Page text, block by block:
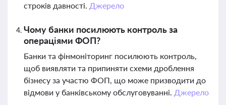
строків давності. Джерело
Чому банки посилюють контроль за
операціями ФОП?
Банки та фінмоніторинг посилюють контроль,
щоб виявляти та припиняти схеми дроблення
бізнесу за участю ФОП, що може призводити до
відмови у банківському обслуговуванні. Джерело